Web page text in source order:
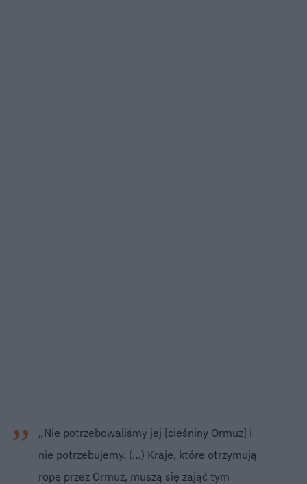
„Nie potrzebowaliśmy jej [cieśniny Ormuz] i
nie potrzebujemy. (…) Kraje, które otrzymują
ropę przez Ormuz, muszą się zająć tym